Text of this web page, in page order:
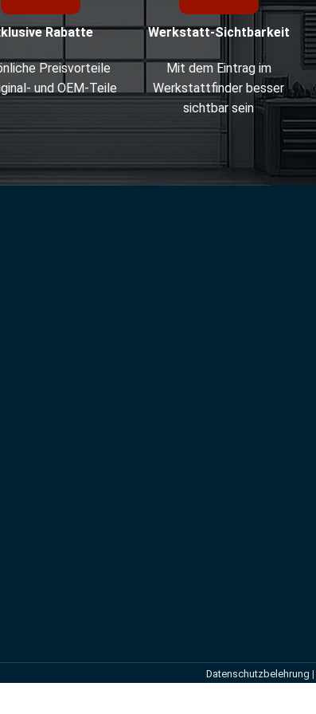
Rabatte
Preisvorteile
und OEM-Teile
Werkstatt-Sichtbarkeit
Mit dem Eintrag im
Werkstattfinder besser
sichtbar sein
Datenschutzbelehrung |